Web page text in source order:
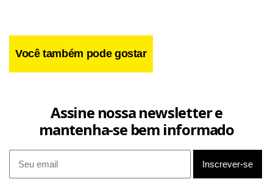
Facebook
WhatsApp Telegram
Share
Você também pode gostar
Assine nossa newsletter e
mantenha-se bem informado